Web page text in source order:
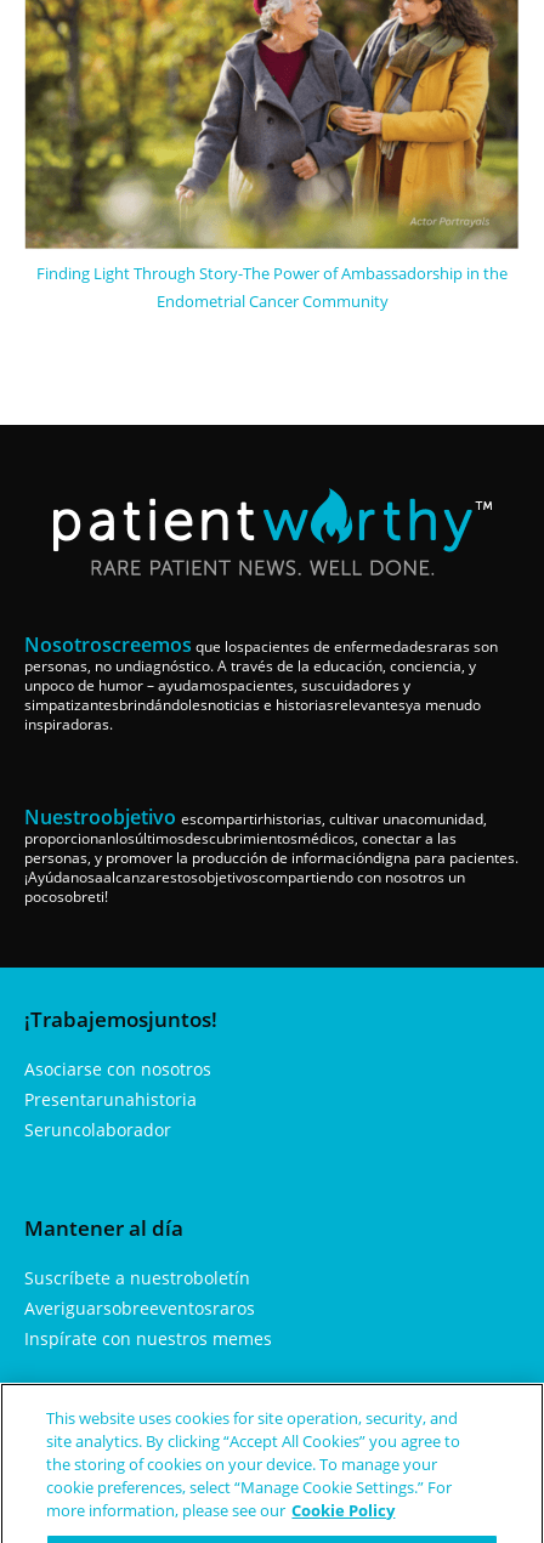
Finding Light Through Story-The Power of Ambassadorship in the
Endometrial Cancer Community
Nosotroscreemos que lospacientes de enfermedadesraras son
personas, no undiagnóstico. A través de la educación, conciencia, y
unpoco de humor – ayudamospacientes, suscuidadores y
simpatizantesbrindándolesnoticias e historiasrelevantesya menudo
inspiradoras.
Nuestroobjetivo escompartirhistorias, cultivar unacomunidad,
proporcionanlosúltimosdescubrimientosmédicos, conectar a las
personas, y promover la producción de informacióndigna para pacientes.
¡Ayúdanosaalcanzarestosobjetivoscompartiendo con nosotros un
pocosobreti!
¡Trabajemosjuntos!
Asociarse con nosotros
Presentarunahistoria
Seruncolaborador
Mantener al día
Suscríbete a nuestroboletín
Averiguarsobreeventosraros
Inspírate con nuestros memes
Aprendemás
Sobrenosotros
Enfermedades y condicionesraras
This website uses cookies for site operation, security, and
site analytics. By clicking “Accept All Cookies” you agree to
the storing of cookies on your device. To manage your
cookie preferences, select “Manage Cookie Settings.” For
more information, please see our Cookie Policy